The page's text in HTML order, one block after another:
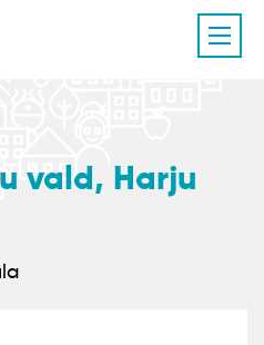
vald, Harju